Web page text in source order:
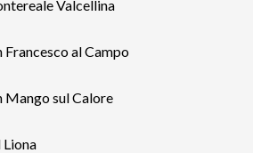
Valcellina
Francesco al Campo
Mango sul Calore
Liona